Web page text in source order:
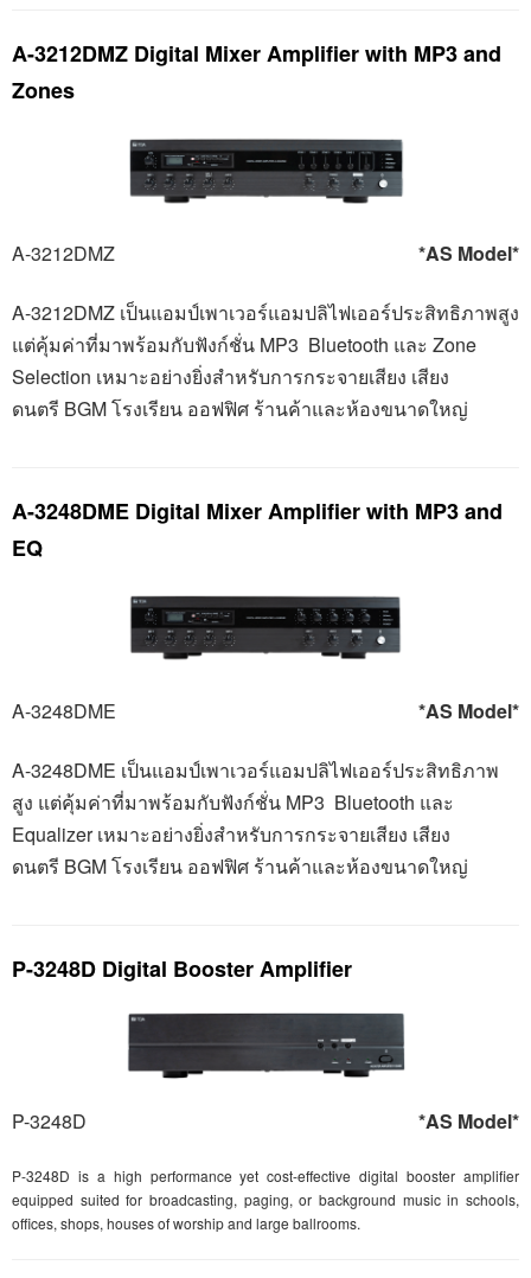
A-3212DMZ Digital Mixer Amplifier with MP3 and
Zones
A-3212DMZ *AS Model*
A-3212DMZ เป็นแอมป์เพาเวอร์แอมปลิไฟเออร์ประสิทธิภาพสูง
แต่คุ้มค่าที่มาพร้อมกับฟังก์ชั่น MP3 Bluetooth และ Zone
Selection เหมาะอย่างยิ่งสำหรับการกระจายเสียง เสียง
ดนตรี BGMโรงเรียน ออฟฟิศ ร้านค้าและห้องขนาดใหญ่
A-3248DME Digital Mixer Amplifier with MP3 and
EQ
A-3248DME *AS Model*
A-3248DME เป็นแอมป์เพาเวอร์แอมปลิไฟเออร์ประสิทธิภาพ
สูง แต่คุ้มค่าที่มาพร้อมกับฟังก์ชั่น MP3 Bluetooth และ
Equalizerเหมาะอย่างยิ่งสำหรับการกระจายเสียง เสียง
ดนตรี BGMโรงเรียน ออฟฟิศ ร้านค้าและห้องขนาดใหญ่
P-3248D Digital Booster Amplifier
P-3248D *AS Model*
P-3248D is a high performance yet cost-effective digital booster amplifier
equipped suited for broadcasting, paging, or background music in schools,
offices, shops, houses of worship and large ballrooms.